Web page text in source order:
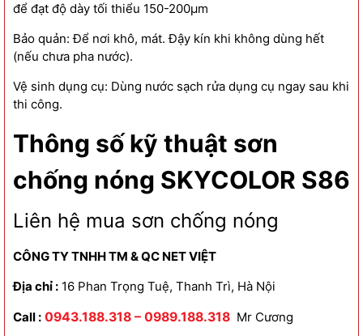
để đạt độ dày tối thiểu 150-200µm
Bảo quản: Để nơi khô, mát. Đậy kín khi không dùng hết
(nếu chưa pha nước).
Vệ sinh dụng cụ: Dùng nước sạch rửa dụng cụ ngay sau khi
thi công.
Thông số kỹ thuật sơn
chống nóng SKYCOLOR S86
Liên hệ mua sơn chống nóng
CÔNG TY TNHH TM & QC NET VIỆT
Địa chỉ : 16 Phan Trọng Tuệ, Thanh Trì, Hà Nội
Call : 0943.188.318 – 0989.188.318 Mr Cương